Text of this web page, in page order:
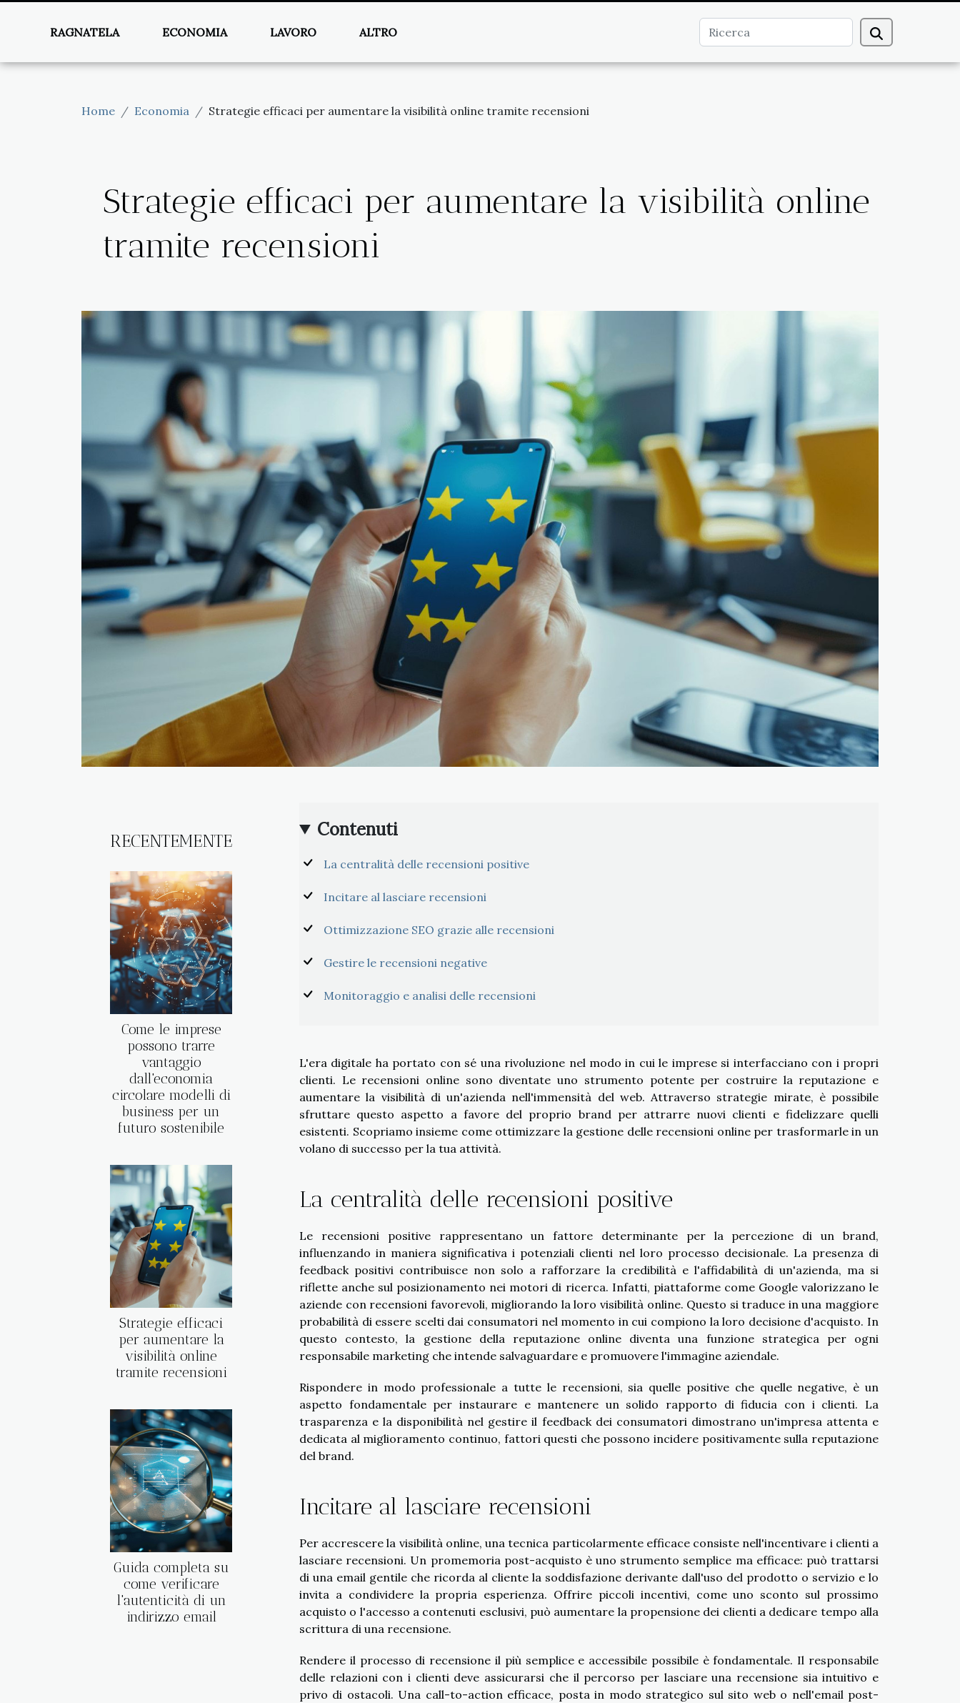
RAGNATELA ECONOMIA LAVORO ALTRO
Home Economia Strategie efficaci per aumentare la visibilità online tramite recensioni
Strategie efficaci per aumentare la visibilità online
tramite recensioni
RECENTEMENTE
Come le imprese
possono trarre
vantaggio
dall'economia
circolare modelli di
business per un
futuro sostenibile
Strategie efficaci
per aumentare la
visibilità online
tramite recensioni
Guida completa su
come verificare
l'autenticità di un
indirizzo email
Contenuti
La centralità delle recensioni positive
Incitare al lasciare recensioni
Ottimizzazione SEO grazie alle recensioni
Gestire le recensioni negative
Monitoraggio e analisi delle recensioni
L'era digitale ha portato con sé una rivoluzione nel modo in cui le imprese si interfacciano con i propri
clienti. Le recensioni online sono diventate uno strumento potente per costruire la reputazione e
aumentare la visibilità di un'azienda nell'immensità del web. Attraverso strategie mirate, è possibile
sfruttare questo aspetto a favore del proprio brand per attrarre nuovi clienti e fidelizzare quelli
esistenti. Scopriamo insieme come ottimizzare la gestione delle recensioni online per trasformarle in un
volano di successo per la tua attività.
La centralità delle recensioni positive
Le recensioni positive rappresentano un fattore determinante per la percezione di un brand,
influenzando in maniera significativa i potenziali clienti nel loro processo decisionale. La presenza di
feedback positivi contribuisce non solo a rafforzare la credibilità e l'affidabilità di un'azienda, ma si
riflette anche sul posizionamento nei motori di ricerca. Infatti, piattaforme come Google valorizzano le
aziende con recensioni favorevoli, migliorando la loro visibilità online. Questo si traduce in una maggiore
probabilità di essere scelti dai consumatori nel momento in cui compiono la loro decisione d'acquisto. In
questo contesto, la gestione della reputazione online diventa una funzione strategica per ogni
responsabile marketing che intende salvaguardare e promuovere l'immagine aziendale.
Rispondere in modo professionale a tutte le recensioni, sia quelle positive che quelle negative, è un
aspetto fondamentale per instaurare e mantenere un solido rapporto di fiducia con i clienti. La
trasparenza e la disponibilità nel gestire il feedback dei consumatori dimostrano un'impresa attenta e
dedicata al miglioramento continuo, fattori questi che possono incidere positivamente sulla reputazione
del brand.
Incitare al lasciare recensioni
Per accrescere la visibilità online, una tecnica particolarmente efficace consiste nell'incentivare i clienti a
lasciare recensioni. Un promemoria post-acquisto è uno strumento semplice ma efficace: può trattarsi
di una email gentile che ricorda al cliente la soddisfazione derivante dall'uso del prodotto o servizio e lo
invita a condividere la propria esperienza. Offrire piccoli incentivi, come uno sconto sul prossimo
acquisto o l'accesso a contenuti esclusivi, può aumentare la propensione dei clienti a dedicare tempo alla
scrittura di una recensione.
Rendere il processo di recensione il più semplice e accessibile possibile è fondamentale. Il responsabile
delle relazioni con i clienti deve assicurarsi che il percorso per lasciare una recensione sia intuitivo e
privo di ostacoli. Una call-to-action efficace, posta in modo strategico sul sito web o nell'email post-